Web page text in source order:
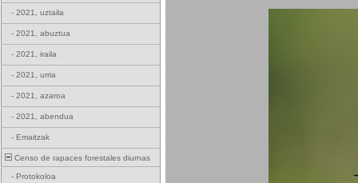
- 2021, uztaila
- 2021, abuztua
- 2021, iraila
- 2021, urria
- 2021, azaroa
- 2021, abendua
- Emaitzak
Censo de rapaces forestales diurnas
- Protokoloa